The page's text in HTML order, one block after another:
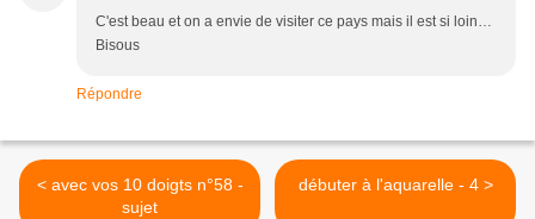
C'est beau et on a envie de visiter ce pays mais il est si loin…
Bisous
Répondre
< avec vos 10 doigts n°58 -
sujet
débuter à l'aquarelle - 4 >